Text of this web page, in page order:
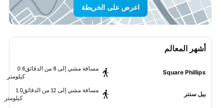
اعرض على الخريطة
أشهر المعالم
Square Phillips
مسافة مشي إلى 8 من الدقائق
0.6
كيلومتر
بيل سنتر
مسافة مشي إلى 12 من الدقائق
1.0
كيلومتر